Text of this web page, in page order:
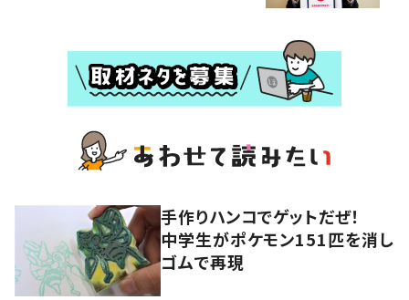
手作りハンコでゲットだぜ！
中学生がポケモン151匹を消し
ゴムで再現